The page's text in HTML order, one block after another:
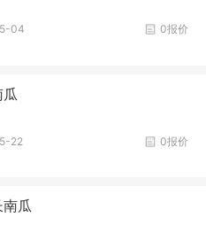
0报价
04
0报价
22
瓜